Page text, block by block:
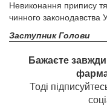
Невиконання припису
чинного законодавства
Заступник Голови
Бажаєте завжди
Тоді